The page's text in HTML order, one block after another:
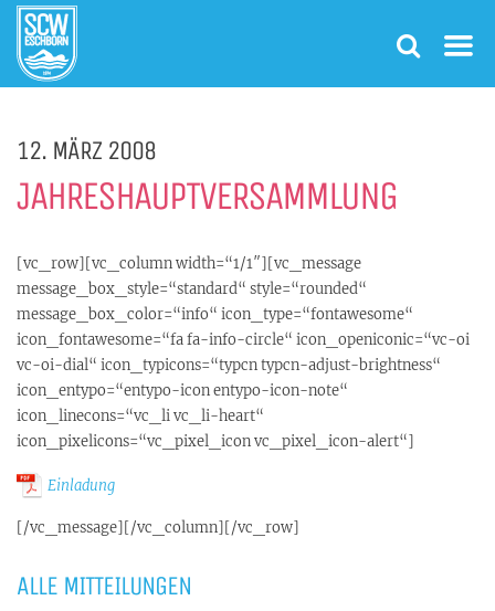
12. MÄRZ 2008
JAHRESHAUPTVERSAMMLUNG
[vc_row][vc_column width=“1/1″][vc_message
message_box_style=“standard“ style=“rounded“
message_box_color=“info“ icon_type=“fontawesome“
icon_fontawesome=“fa fa-info-circle“ icon_openiconic=“vc-oi
vc-oi-dial“ icon_typicons=“typcn typcn-adjust-brightness“
icon_entypo=“entypo-icon entypo-icon-note“
icon_linecons=“vc_li vc_li-heart“
icon_pixelicons=“vc_pixel_icon vc_pixel_icon-alert“]
Einladung
[/vc_message][/vc_column][/vc_row]
ALLE MITTEILUNGEN